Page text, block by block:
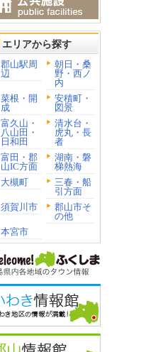
エリアから探す
郡山駅周
辺
朝日・桑
野・西ノ
内
菜根・開
成
安積町・
図景
富久山・
八山田・
日和田
清水台・
虎丸・長
者
富田・郡
山IC方面
湖南・磐
梯熱海
大槻町
三春・船
引方面
須賀川市
郡山市そ
の他
本宮市